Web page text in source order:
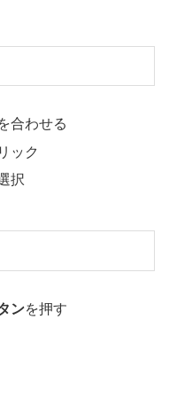
合わせる
ック
択
ンを押す